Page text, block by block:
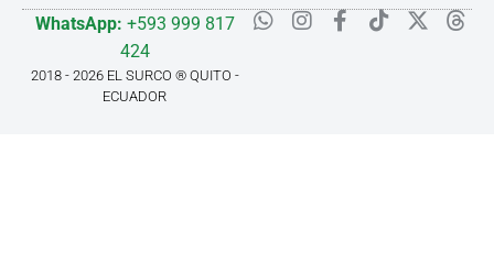
WhatsApp: +593 999 817
424
2018 - 2026 EL SURCO ® QUITO -
ECUADOR